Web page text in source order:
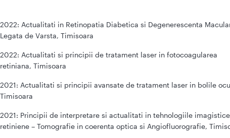
2022: Actualitati in Retinopatia Diabetica si Degenerescenta
Legata de Varsta, Timisoara
2022: Actualitati si principii de tratament laser in fotocoagularea
retiniana, Timisoara
2021: Actualitati si principii avansate de tratament laser in bolile
Timisoara
2021: Principii de interpretare si actualitati in tehnologiile imagistice
retiniene – Tomografie in coerenta optica si Angiofluorografie,